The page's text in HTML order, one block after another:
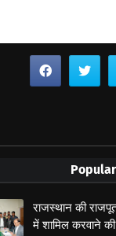
राजस्थान की
में शामिल करवाने